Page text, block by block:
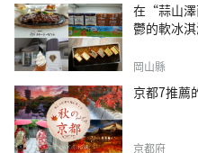
在“蒜山澤
鬱的軟冰淇
岡山縣
京都7推薦
京都府